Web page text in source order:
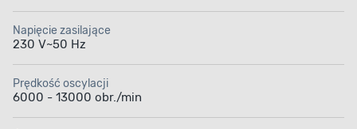
Napięcie zasilające
230 V~50 Hz
Prędkość oscylacji
6000 - 13000 obr./min